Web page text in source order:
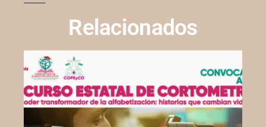
Relacionados